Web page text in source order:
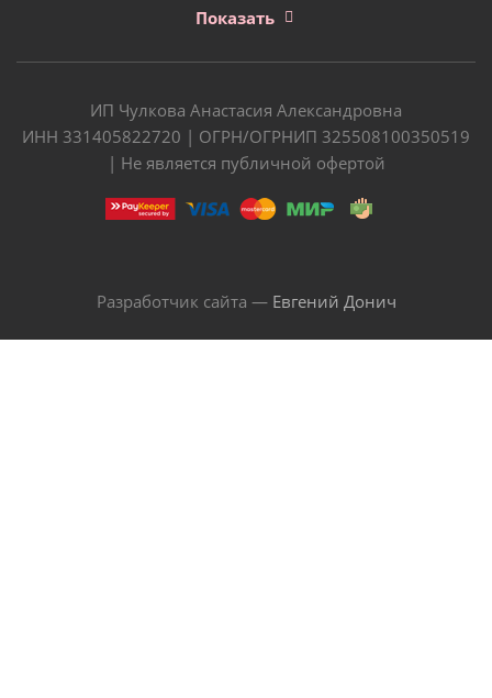
Показать
ИП Чулкова Анастасия Александровна
ИНН 331405822720 | ОГРН/ОГРНИП 325508100350519
| Не является публичной офертой
Разработчик сайта — Евгений Донич